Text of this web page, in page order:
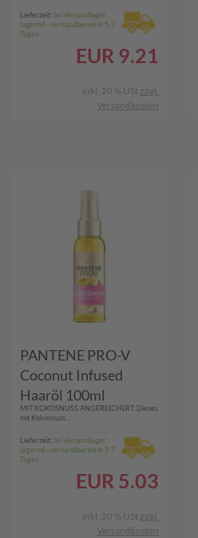
Kopfhautpflege bei
trockener, juckender
Kopfhaut (verbunden
Lieferzeit: Im Versandlager
lagernd - versandbereit in 5-7
Tagen
EUR 9.21
inkl. 20 % USt zzgl.
Versandkosten
PANTENE PRO-V
Coconut Infused
Haaröl 100ml
MIT KOKOSNUSS ANGEREICHERT: Dieses
mit Kokosnuss...
Lieferzeit: Im Versandlager
lagernd - versandbereit in 5-7
Tagen
EUR 5.03
inkl. 20 % USt zzgl.
Versandkosten